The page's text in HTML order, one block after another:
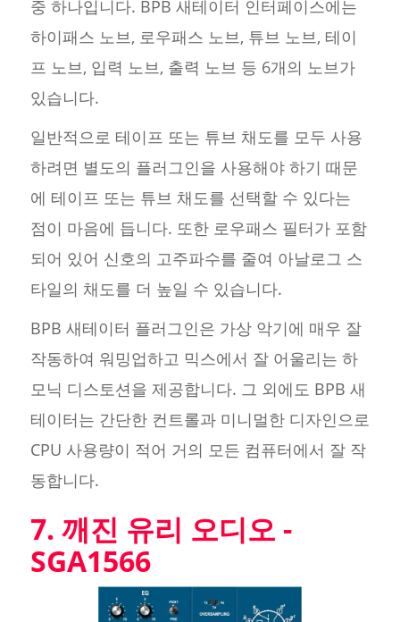
중 하나입니다. BPB 새테이터 인터페이스에는
하이패스 노브, 로우패스 노브, 튜브 노브, 테이
프 노브, 입력 노브, 출력 노브 등 6개의 노브가
있습니다.
일반적으로 테이프 또는 튜브 채도를 모두 사용
하려면 별도의 플러그인을 사용해야 하기 때문
에 테이프 또는 튜브 채도를 선택할 수 있다는
점이 마음에 듭니다. 또한 로우패스 필터가 포함
되어 있어 신호의 고주파수를 줄여 아날로그 스
타일의 채도를 더 높일 수 있습니다.
BPB 새테이터 플러그인은 가상 악기에 매우 잘
작동하여 워밍업하고 믹스에서 잘 어울리는 하
모닉 디스토션을 제공합니다. 그 외에도 BPB 새
테이터는 간단한 컨트롤과 미니멀한 디자인으로
CPU 사용량이 적어 거의 모든 컴퓨터에서 잘 작
동합니다.
7. 깨진 유리 오디오 -
SGA1566